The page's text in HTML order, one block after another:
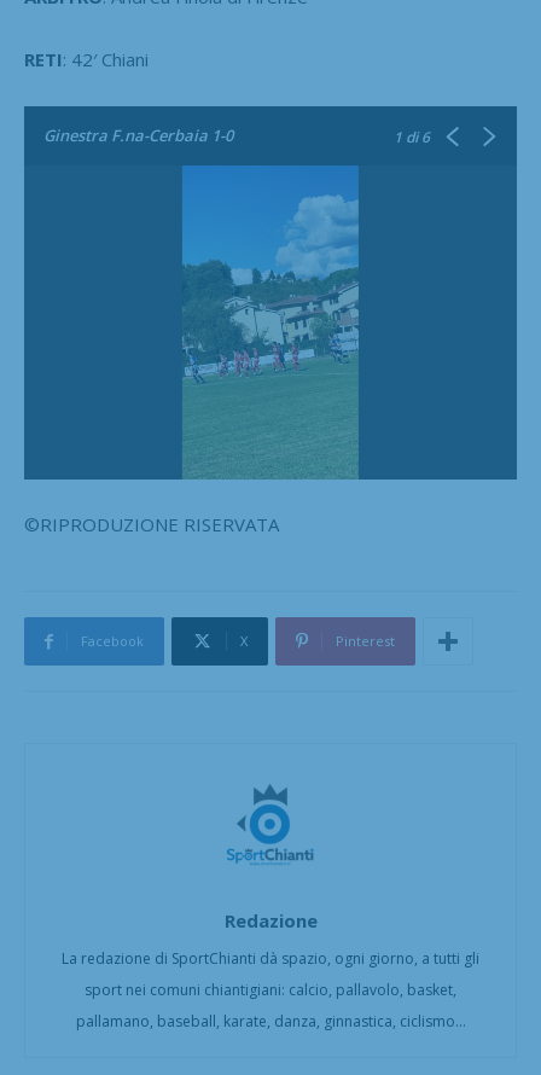
RETI: 42′ Chiani
Ginestra F.na-Cerbaia 1-0 1 di 6
©RIPRODUZIONE RISERVATA
Facebook X Pinterest
Redazione
La redazione di SportChianti dà spazio, ogni giorno, a tutti gli
sport nei comuni chiantigiani: calcio, pallavolo, basket,
pallamano, baseball, karate, danza, ginnastica, ciclismo...